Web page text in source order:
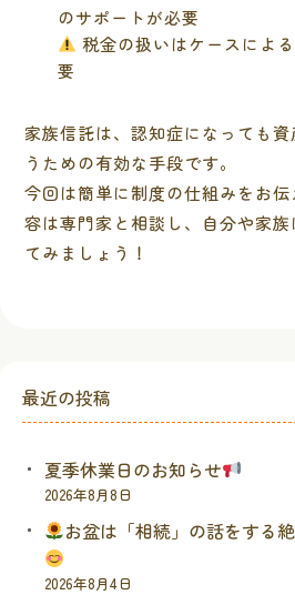
のサポートが必要
税金の扱いはケースによ
要
家族信託は、認知症になっても
うための有効な手段です。
今回は簡単に制度の仕組みをお
容は専門家と相談し、自分や家
てみましょう！
最近の投稿
夏季休業日のお知らせ
2026年8月8日
お盆は「相続」の話をする
2026年8月4日